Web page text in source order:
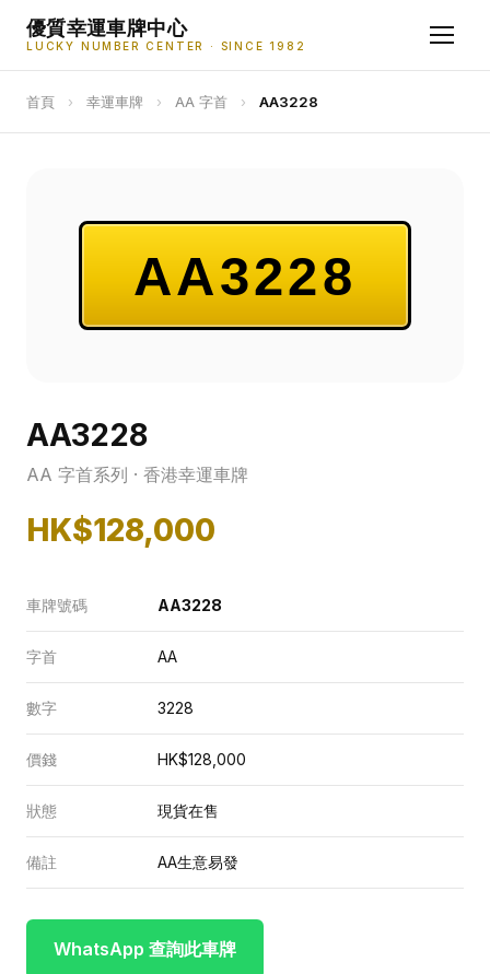
優質幸運車牌中心
LUCKY NUMBER CENTER · SINCE 1982
首頁 › 幸運車牌 › AA 字首 › AA3228
AA3228
AA3228
AA 字首系列 · 香港幸運車牌
HK$128,000
車牌號碼 AA3228
字首 AA
數字 3228
價錢 HK$128,000
狀態 現貨在售
備註 AA生意易發
WhatsApp 查詢此車牌